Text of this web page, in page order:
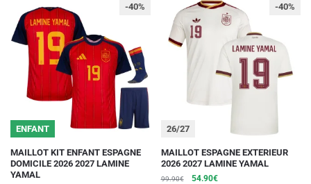
peuvent
être
choisies
page
produit
peuvent
être
choisies
produit
ENFANT
-40%
MAILLOT KIT ENFANT ESPAGNE
DOMICILE 2026 2027 LAMINE
YAMAL
Ce
produit
26/27
-40%
MAILLOT ESPAGNE EXTERIEUR
2026 2027 LAMINE YAMAL
99.90€ Le
54.90€Le
Ce
produit